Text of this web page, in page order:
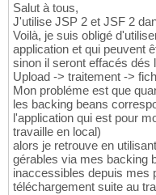
Salut à tous,
J'utilise JSP 2 et JSF 2
Voilà, je suis obligé
application et qui peuvent
sinon il seront effacés dés
Upload -> traitement ->
Mon probléme est que
les backing beans
l'application qui est pour
travaille en local)
alors je retrouve en
gérables via mes backing
inaccessibles depuis mes
téléchargement suite au